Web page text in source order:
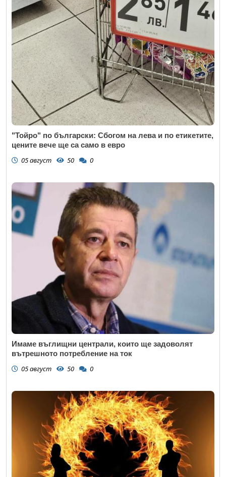
"Тойро" по български: Сбогом на лева и по етикетите,
цените вече ще са само в евро
05 август 50 0
Имаме въглищни централи, които ще задоволят
вътрешното потребление на ток
05 август 50 0